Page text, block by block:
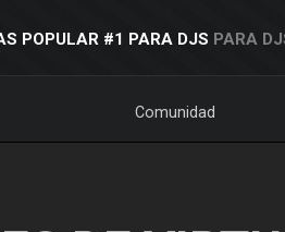
POPULAR #1 PARA DJS PARA
Comunidad